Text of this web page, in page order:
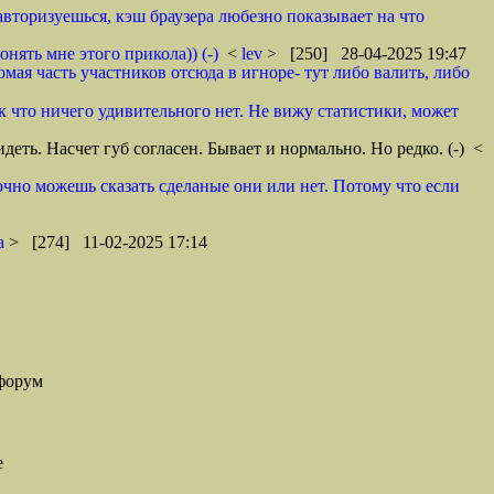
кэш браузера любезно показывает на что
мне этого прикола)) (-) < lev > [250] 28-04-2025 19:47
часть участников отсюда в игноре- тут либо валить, либо
ничего удивительного нет. Не вижу статистики, может
Насчет губ согласен. Бывает и нормально. Но редко. (-) <
можешь сказать сделаные они или нет. Потому что если
> [274] 11-02-2025 17:14